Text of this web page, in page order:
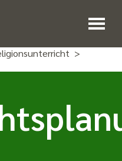
>